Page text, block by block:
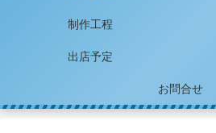
制作工程
出店予定
お問合せ